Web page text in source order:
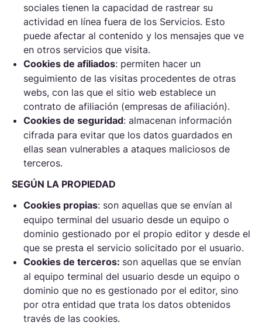
sociales tienen la capacidad de rastrear su
actividad en línea fuera de los Servicios. Esto
puede afectar al contenido y los mensajes que ve
en otros servicios que visita.
Cookies de afiliados: permiten hacer un
seguimiento de las visitas procedentes de otras
webs, con las que el sitio web establece un
contrato de afiliación (empresas de afiliación).
Cookies de seguridad: almacenan información
cifrada para evitar que los datos guardados en
ellas sean vulnerables a ataques maliciosos de
terceros.
SEGÚN LA PROPIEDAD
Cookies propias: son aquellas que se envían al
equipo terminal del usuario desde un equipo o
dominio gestionado por el propio editor y desde el
que se presta el servicio solicitado por el usuario.
Cookies de terceros: son aquellas que se envían
al equipo terminal del usuario desde un equipo o
dominio que no es gestionado por el editor, sino
por otra entidad que trata los datos obtenidos
través de las cookies.